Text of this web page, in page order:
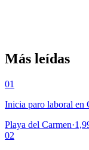
Más leídas
01
Inicia paro laboral en
Playa del Carmen·
02